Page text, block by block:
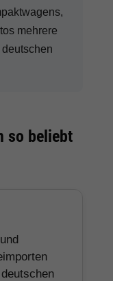
mehrere
so beliebt